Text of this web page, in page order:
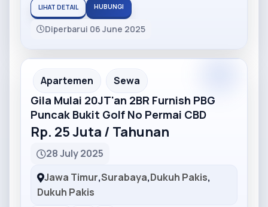
LIHAT DETAIL HUBUNGI
Diperbarui 06 June 2025
Partner Ad
Apartemen Sewa
Gila Mulai 20JT'an 2BR Furnish PBG
Puncak Bukit Golf No Permai CBD
Rp. 25 Juta / Tahunan
28 July 2025
Jawa Timur,Surabaya,Dukuh Pakis,
Dukuh Pakis